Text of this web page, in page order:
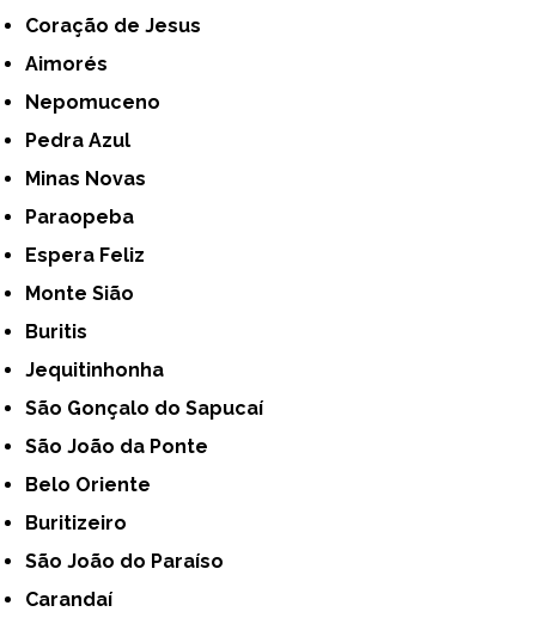
Coração de Jesus
Aimorés
Nepomuceno
Pedra Azul
Minas Novas
Paraopeba
Espera Feliz
Monte Sião
Buritis
Jequitinhonha
São Gonçalo do Sapucaí
São João da Ponte
Belo Oriente
Buritizeiro
São João do Paraíso
Carandaí